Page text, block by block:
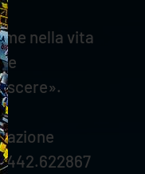
nella vita